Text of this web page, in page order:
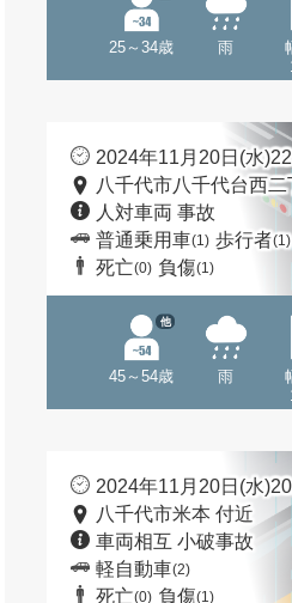
25～34歳 雨
2024年11月20日(水
八千代市八千代台西
人対車両 事故
普通乗用車(1) 歩行者(1)
死亡(0) 負傷(1)
45～54歳
他
雨
2024年11月20日(水
八千代市米本 付近
車両相互 小破事故
軽自動車(2)
死亡(0) 負傷(1)